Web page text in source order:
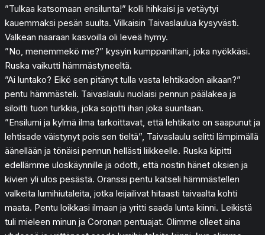
”Tulkaa katsomaan ensilunta!” kolli hihkaisi ja vetäytyi
kauemmaksi pesän suulta. Vilkaisin Taivaslaulua kysyvästi.
Valkean naaraan kasvoilla oli leveä hymy.
”No, menemmekö me?” kysyin kumppaniltani, joka nyökkäsi.
Ruska vaikutti hämmästyneeltä.
”Ai luntako? Eikö sen pitänyt tulla vasta lehtikadon aikaan?”
pentu hämmästeli. Taivaslaulu nuolaisi pennun päälakea ja
siloitti tuon turkkia, joka sojotti ihan joka suuntaan.
”Ensilumi ja kylmä ilma tarkoittavat, että lehtikato on saapunut ja
lehtisade väistynyt pois sen tieltä”, Taivaslaulu selitti lämpimällä
äänellään ja tönäisi pennun hellästi liikkeelle. Ruska kipitti
edellämme uloskäynnille ja odotti, että nostin hänet oksien ja
kivien yli ulos pesästä. Oranssi pentu katseli hämmästellen
valkeita lumihiutaleita, jotka leijailivat hitaasti taivaalta kohti
maata. Pentu loikkasi ilmaan ja yritti saada lunta kiinni. Leikistä
tuli mieleen minun ja Coronan pentuajat. Olimme olleet aina